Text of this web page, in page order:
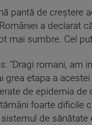
pantă de creştere
a declarat
mai sumbre. Cel
"Dragi romani, am
grea etapa a
de epidemia de
foarte dificile
de sănătate